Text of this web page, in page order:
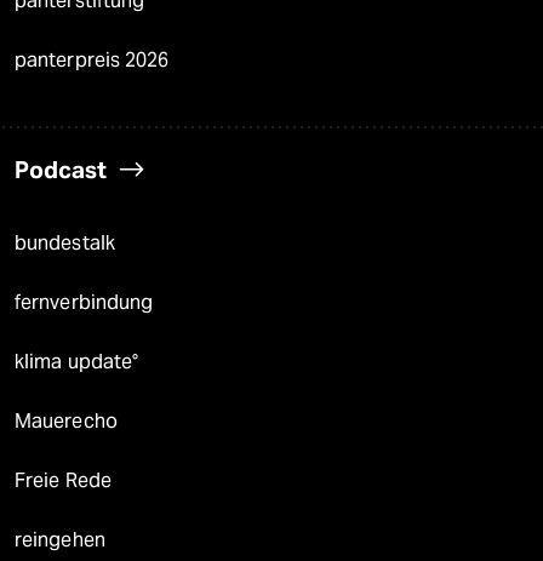
panterpreis 2026
Podcast
bundestalk
fernverbindung
klima update°
Mauerecho
Freie Rede
reingehen